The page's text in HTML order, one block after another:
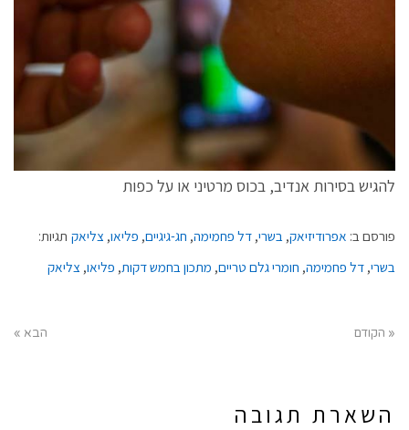
להגיש בסירות אנדיב, בכוס מרטיני או על כפות
פורסם ב: אפרודיזיאק, בשרי, דל פחמימה, חג-גיגיים, פליאו, צליאק תגיות:
בשרי, דל פחמימה, חומרי גלם טריים, מתכון בחמש דקות, פליאו, צליאק
« הקודם הבא »
השארת תגובה